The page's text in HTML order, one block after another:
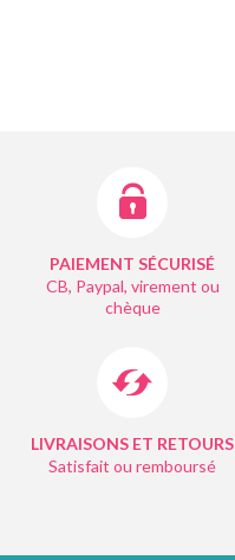
PAIEMENT SÉCURISÉ
CB, Paypal, virement ou
chèque
LIVRAISONS ET RETOURS
Satisfait ou remboursé